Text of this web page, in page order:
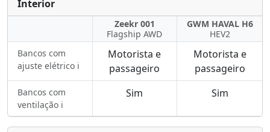
Interior
Zeekr 001
Flagship AWD
GWM HAVAL H6
HEV2
Bancos com
ajuste elétrico ℹ️
Motorista e
passageiro
Motorista e
passageiro
Bancos com
ventilação ℹ️
Sim Sim